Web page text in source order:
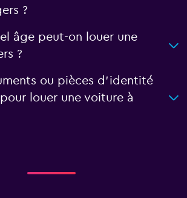
?
âge peut-on louer une
?
ou pièces d'identité
louer une voiture à